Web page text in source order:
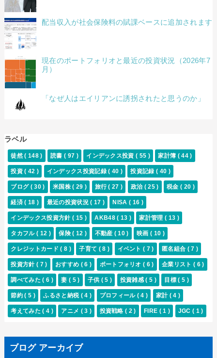
配当収入が社会保険料の賦課ベースに追加されます
現在のポートフォリオと最近の投資状況（2026年7
月）
「なぜ人はエイリアンに誘拐されたと思うのか」
ラベル
徒然( 148 ) 読書 ( 97 ) インデックス投資( 55 ) 家計簿 ( 44 )
投資( 42 ) インデックス投資記録( 40 ) 投資記録( 40 )
ブログ ( 30 ) 米国株( 29 ) 旅行( 27 ) 政治 ( 25 ) 税金 ( 20 )
経済( 18 ) 最近の投資状況( 17 ) NISA( 16 )
インデックス投資方針 ( 15 ) AKB48( 13 ) 家計管理( 13 )
タカフル( 12 ) 保険( 12 ) 不動産 ( 10 ) 映画( 10 )
クレジットカード( 8 ) 子育て ( 8 ) イベント( 7 ) 匿名組合 ( 7 )
投資方針( 7 ) おすすめ ( 6 ) ポートフォリオ( 6 ) 企業リスト ( 6 )
調べてみた( 6 ) 妻 ( 5 ) 子供 ( 5 ) 投資雑感( 5 ) 目標( 5 )
節約( 5 ) ふるさと納税 ( 4 ) プロフィール ( 4 ) 家計 ( 4 )
考えてみた( 4 ) アニメ ( 3 ) 投資戦略( 2 ) FIRE ( 1 ) JGC ( 1 )
ブログ アーカイブ